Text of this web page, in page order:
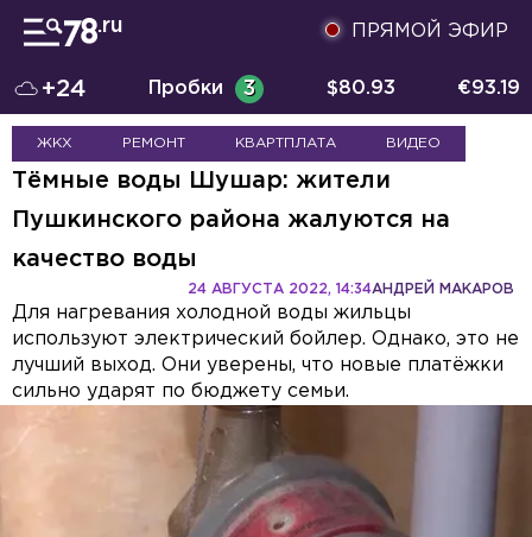
ПРЯМОЙ ЭФИР
+24 Пробки 3 $80.93 €93.19
ЖКХ РЕМОНТ КВАРТПЛАТА ВИДЕО
Тёмные воды Шушар: жители
Пушкинского района жалуются на
качество воды
АНДРЕЙ МАКАРОВ
24 АВГУСТА 2022, 14:34
Для нагревания холодной воды жильцы
используют электрический бойлер. Однако, это не
лучший выход. Они уверены, что новые платёжки
сильно ударят по бюджету семьи.